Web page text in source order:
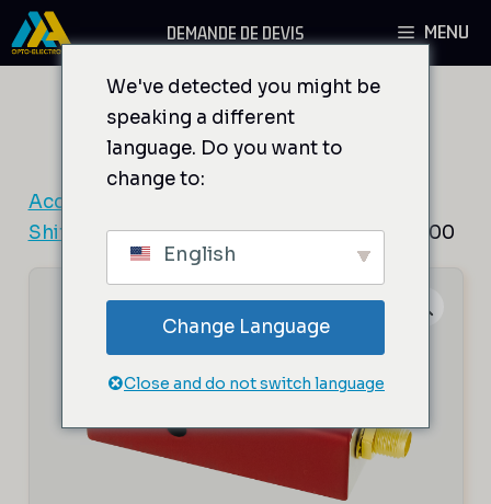
Aller
au
MENU
DEMANDE DE DEVIS
Accueil
Shifters de fréquence fixe/ MT80-A0,4-2000
We've detected you might be
speaking a different
language. Do you want to
change to:
English
Change Language
Close and do not switch language